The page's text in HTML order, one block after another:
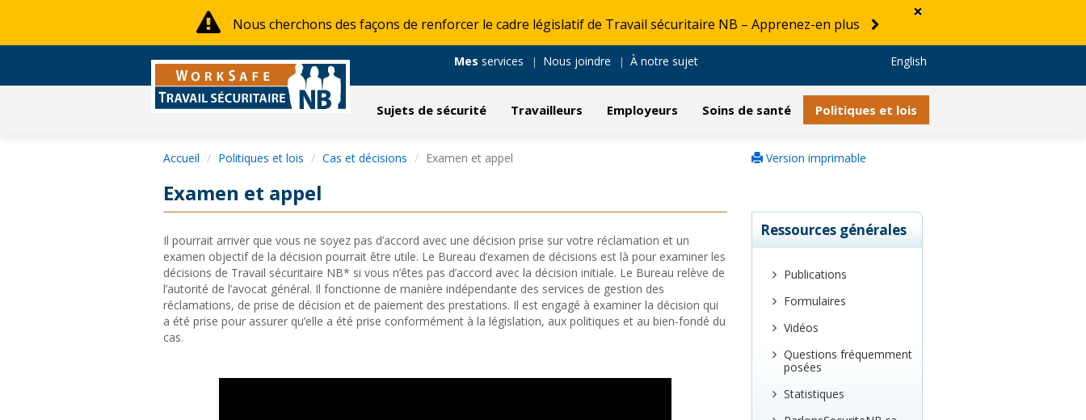
×
Nous cherchons des façons de renforcer le cadre législatif de Travail sécuritaire NB – Apprenez-en plus
Mes services Nous joindre À notre sujet English
Sujets de sécurité Travailleurs Employeurs Soins de santé Politiques et lois
Accueil Politiques et lois Cas et décisions Examen et appel Version imprimable
Examen et appel
Il pourrait arriver que vous ne soyez pas d’accord avec une décision prise sur votre réclamation et un
examen objectif de la décision pourrait être utile. Le Bureau d’examen de décisions est là pour examiner les
décisions de Travail sécuritaire NB* si vous n’êtes pas d’accord avec la décision initiale. Le Bureau relève de
l’autorité de l’avocat général. Il fonctionne de manière indépendante des services de gestion des
réclamations, de prise de décision et de paiement des prestations. Il est engagé à examiner la décision qui
a été prise pour assurer qu’elle a été prise conformément à la législation, aux politiques et au bien-fondé du
cas.
Ressources générales
Publications
Formulaires
Vidéos
Questions fréquemment
posées
Statistiques